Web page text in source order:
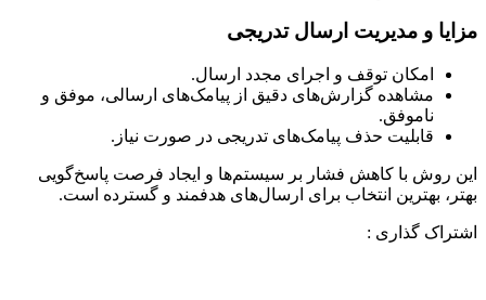
مزایا و مدیریت ارسال تدریجی
امکان توقف و اجرای مجدد ارسال.
مشاهده گزارش‌های دقیق از پیامک‌های ارسالی، موفق و
ناموفق.
قابلیت حذف پیامک‌های تدریجی در صورت نیاز.
این روش با کاهش فشار بر سیستم‌ها و ایجاد فرصت پاسخ‌گویی
بهتر، بهترین انتخاب برای ارسال‌های هدفمند و گسترده است.
اشتراک گذاری :